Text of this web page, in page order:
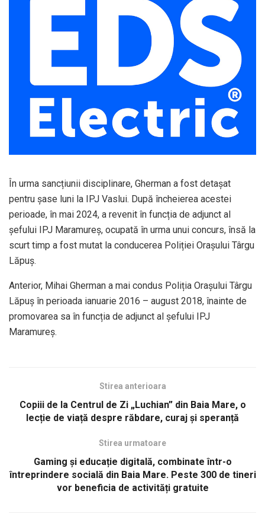
În urma sancțiunii disciplinare, Gherman a fost detașat
pentru șase luni la IPJ Vaslui. După încheierea acestei
perioade, în mai 2024, a revenit în funcția de adjunct al
șefului IPJ Maramureș, ocupată în urma unui concurs, însă la
scurt timp a fost mutat la conducerea Poliției Orașului Târgu
Lăpuș.
Anterior, Mihai Gherman a mai condus Poliția Orașului Târgu
Lăpuș în perioada ianuarie 2016 – august 2018, înainte de
promovarea sa în funcția de adjunct al șefului IPJ
Maramureș.
Stirea anterioara
Copiii de la Centrul de Zi „Luchian” din Baia Mare, o
lecție de viață despre răbdare, curaj și speranță
Stirea urmatoare
Gaming și educație digitală, combinate într-o
întreprindere socială din Baia Mare. Peste 300 de tineri
vor beneficia de activități gratuite